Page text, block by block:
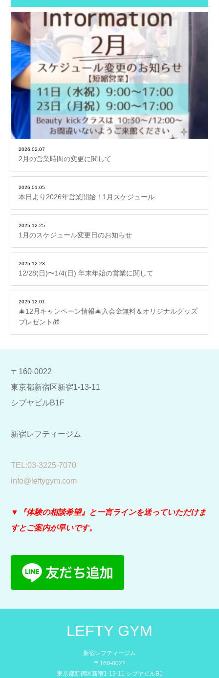
2026.02.07
2月の営業時間の変更に関して
2026.01.05
本日より2026年営業開始！1月スケジュール
2025.12.25
1月のスケジュール変更日のお知らせ
2025.12.23
12/28(日)〜1/4(日) 年末年始の営業に関して
2025.12.01
🎄12月キャンペーン情報🎄入会金無料＆オリジナルグッズ
プレゼント🎁
〒160-0022
東京都新宿区新宿1-13-11
シブヤビルB1F
新宿レフティージム
​TEL:03-3225-7070
info@leftygym.com
▼『体験の相談希望』と一言ラインを送っていただけま
すとご案内が早いです。
LEFTY GYM
新宿レフティージム
〒160-0022
東京都新宿区新宿1-13-11 シブヤビルB1